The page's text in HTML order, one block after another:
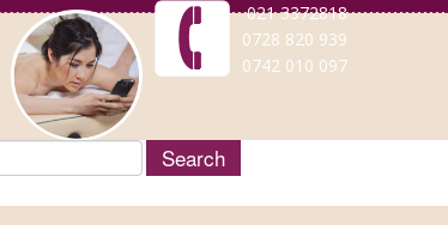
021 3372818
0728 820 939
0742 010 097